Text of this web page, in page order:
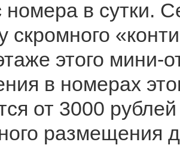
номера в сутки.
скромного
этого мини-
в номерах
от 3000 рублей
размещения